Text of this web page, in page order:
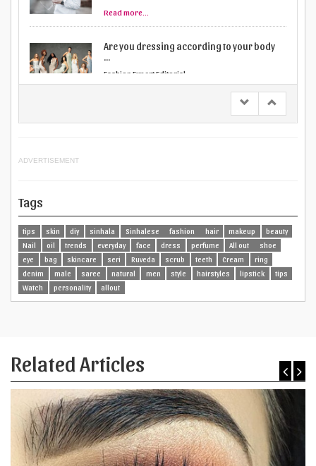
Read more...
Are you dressing according to your body
...
Fashion Expert Editorial
ADVERTISEMENT
Tags
tips skin diy sinhala Sinhalese fashion hair makeup
beauty
Nail
oil trends everyday face dress perfume All out
shoe
eye
bag skincare seri Ruveda scrub teeth Cream
ring
denim
male saree natural men style hairstyles lipstick
tips
Watch
personality allout
Related Articles